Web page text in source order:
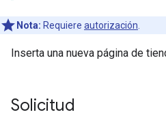
Nota: Requiere autorización
Inserta una nueva página de
Solicitud